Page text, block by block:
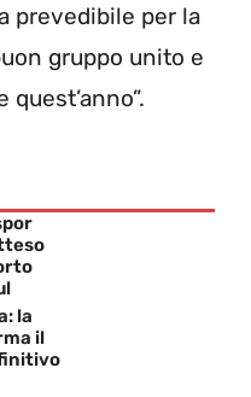
prevedibile per la
gruppo unito e
la
il